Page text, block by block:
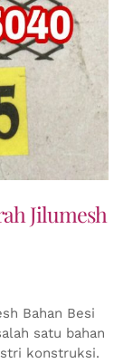
Jilumesh
Bahan Besi
satu bahan
konstruksi.